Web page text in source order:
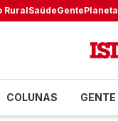
RuralSaúdeGentePlaneta
COLUNAS GENTE